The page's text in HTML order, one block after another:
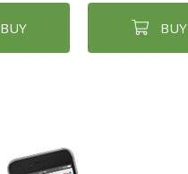
BUY BUY